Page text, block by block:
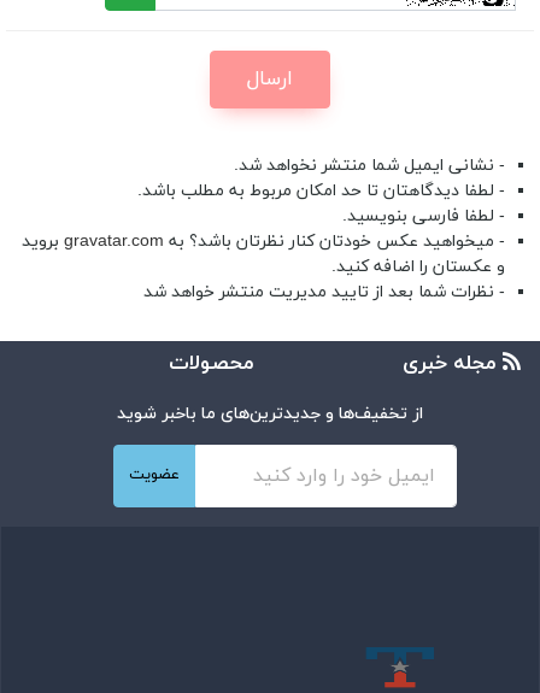
ارسال
- نشانی ایمیل شما منتشر نخواهد شد.
- لطفا دیدگاهتان تا حد امکان مربوط به مطلب باشد.
- لطفا فارسی بنویسید.
- میخواهید عکس خودتان کنار نظرتان باشد؟ به gravatar.com بروید
و عکستان را اضافه کنید.
- نظرات شما بعد از تایید مدیریت منتشر خواهد شد
مجله خبری محصولات
از تخفیف‌ها و جدیدترین‌های ما باخبر شوید
عضویت